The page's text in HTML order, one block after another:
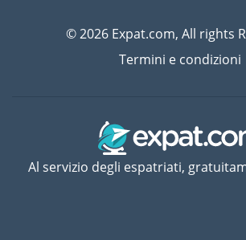
© 2026 Expat.com, All rights
Termini e condizioni
Al servizio degli espatriati,